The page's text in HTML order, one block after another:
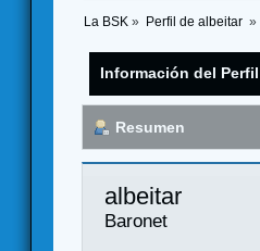
La BSK » Perfil de albeitar »
Información del Perfil
Resumen
albeitar
Baronet